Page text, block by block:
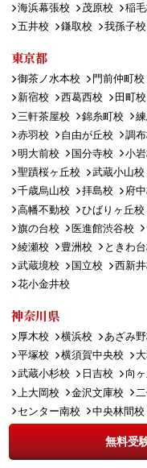
無料受
海浜幕張校
茂原校 稲
五井校
鎌取校 我孫子校
東京都
御茶ノ水本校 門前仲町校
新宿校
西葛西校 田町校
三軒茶屋校
錦糸町校
赤羽校
自由が丘校 調
明大前校
国分寺校 小
聖蹟桜ヶ丘校
武蔵小山校
千歳烏山校
拝島校 府
高幡不動校
ひばりヶ丘校
旗の台校
医進館渋谷校
綾瀬校
豊洲校 ときわ
武蔵境校
国立校 西新
花小金井校
神奈川県
厚木校 横浜校 あざみ
平塚校
横須賀中央校
武蔵小杉校
日吉校 向
上大岡校
金沢文庫校
センター南校
中央林間校
保土ヶ